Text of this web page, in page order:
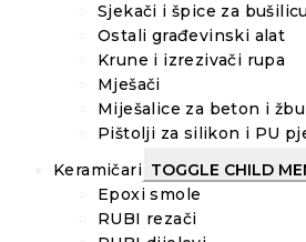
Sjekači i špice za bušilicu
Ostali građevinski alat
Krune i izrezivači rupa
Mješači
Miješalice za beton i
Pištolji za silikon i PU
Keramičari TOGGLE CHILD
Epoxi smole
RUBI rezači